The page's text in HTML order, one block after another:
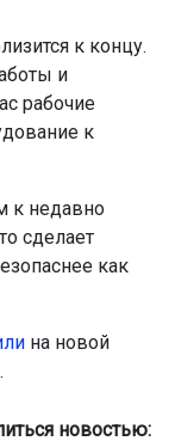
к концу.
и
рабочие
к
к недавно
сделает
как
на новой
новостью: